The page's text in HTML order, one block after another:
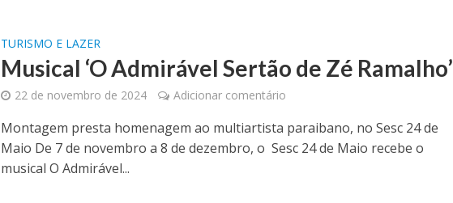
TURISMO E LAZER
Musical ‘O Admirável Sertão de Zé Ramalho’
22 de novembro de 2024 Adicionar comentário
Montagem presta homenagem ao multiartista paraibano, no Sesc 24 de
Maio De 7 de novembro a 8 de dezembro, o Sesc 24 de Maio recebe o
musical O Admirável...